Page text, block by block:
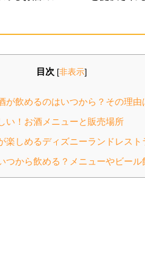
目次 [非表示]
が飲めるのはいつから？その理由
い！お酒メニューと販売場所
楽しめるディズニーランドレスト
つから飲める？メニューやビー